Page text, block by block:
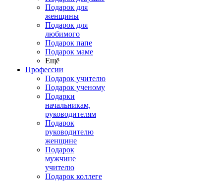
Подарок для
женщины
Подарок для
любимого
Подарок папе
Подарок маме
Ещё
Профессии
Подарок учителю
Подарок ученому
Подарки
начальникам,
руководителям
Подарок
руководителю
женщине
Подарок
мужчине
учителю
Подарок коллеге